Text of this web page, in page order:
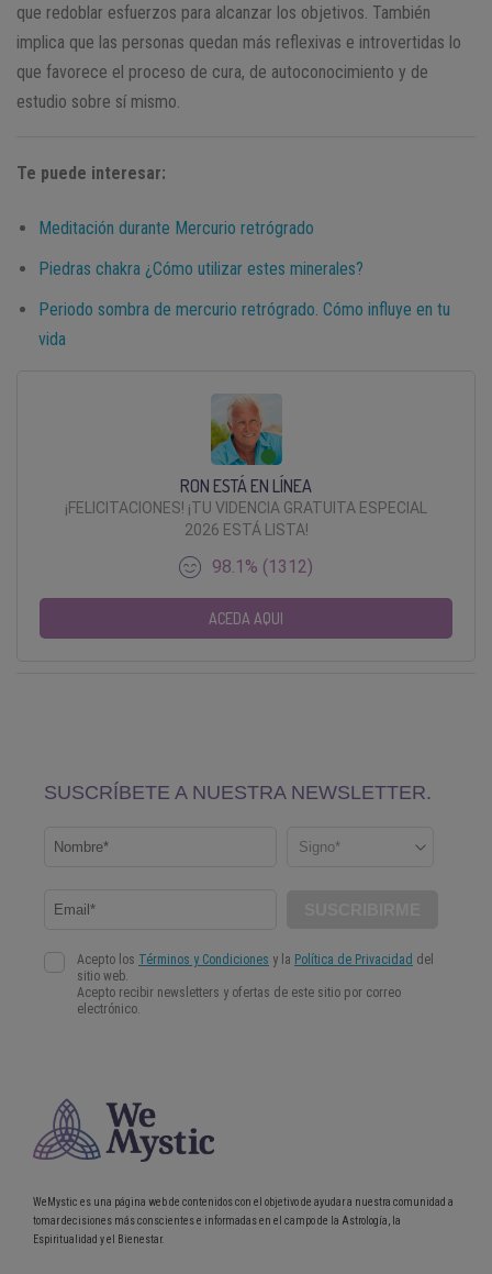
que redoblar esfuerzos para alcanzar los objetivos. También
implica que las personas quedan más reflexivas e introvertidas lo
que favorece el proceso de cura, de autoconocimiento y de
estudio sobre sí mismo.
Te puede interesar:
Meditación durante Mercurio retrógrado
Piedras chakra ¿Cómo utilizar estes minerales?
Periodo sombra de mercurio retrógrado. Cómo influye en tu
vida
RON ESTÁ EN LÍNEA
¡FELICITACIONES! ¡TU VIDENCIA GRATUITA ESPECIAL
2026 ESTÁ LISTA!
98.1% (1312)
ACEDA AQUI
WeMystic es una página web de contenidos con el objetivo de ayudar a nuestra comunidad a
tomar decisiones más conscientes e informadas en el campo de la Astrología, la
Espiritualidad y el Bienestar.